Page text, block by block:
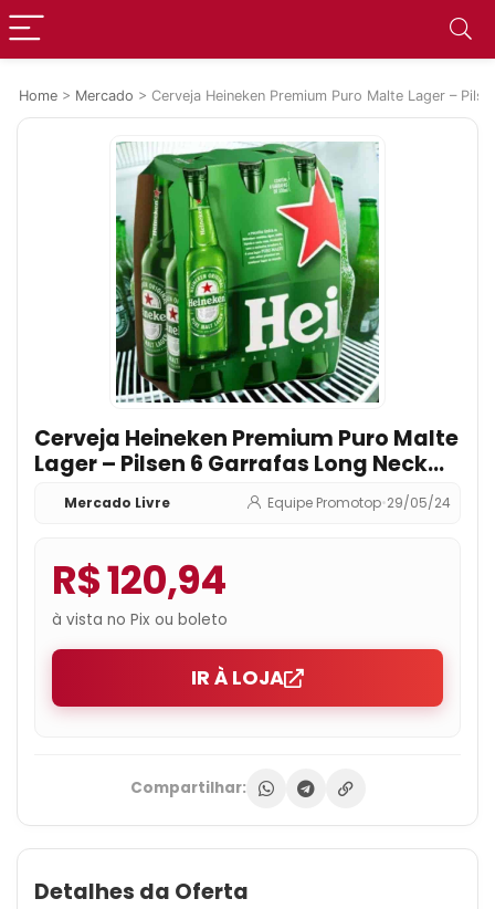
Home > Mercado > Cerveja Heineken Premium Puro Malte Lager –
Cerveja Heineken Premium Puro Malte
Lager – Pilsen 6 Garrafas Long Neck
Mercado Livre Equipe Promotop•29/05/24
R$ 120,94
à vista no Pix ou boleto
IR À LOJA
Compartilhar:
Detalhes da Oferta